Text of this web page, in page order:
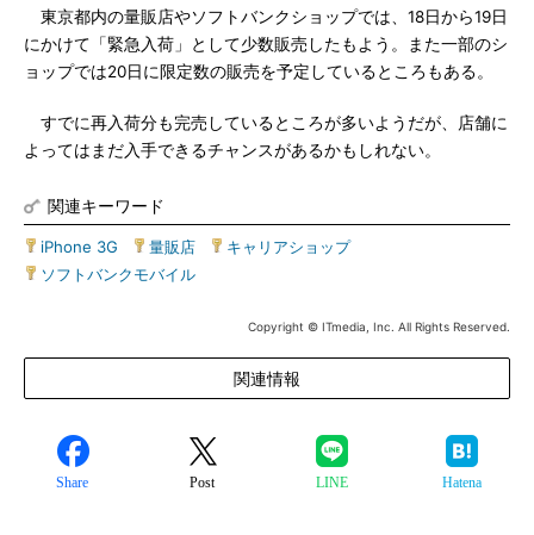
東京都内の量販店やソフトバンクショップでは、18日から19日
にかけて「緊急入荷」として少数販売したもよう。また一部のシ
ョップでは20日に限定数の販売を予定しているところもある。
すでに再入荷分も完売しているところが多いようだが、店舗に
よってはまだ入手できるチャンスがあるかもしれない。
関連キーワード
iPhone 3G 量販店 キャリアショップ|
ソフトバンクモバイル
Copyright © ITmedia, Inc. All Rights Reserved.
関連情報
Share Post LINE Hatena